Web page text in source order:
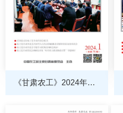
《甘肃农工》2024年第1